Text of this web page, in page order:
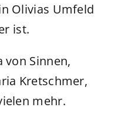
Olivias Umfeld
ist.
von Sinnen,
Kretschmer,
mehr.